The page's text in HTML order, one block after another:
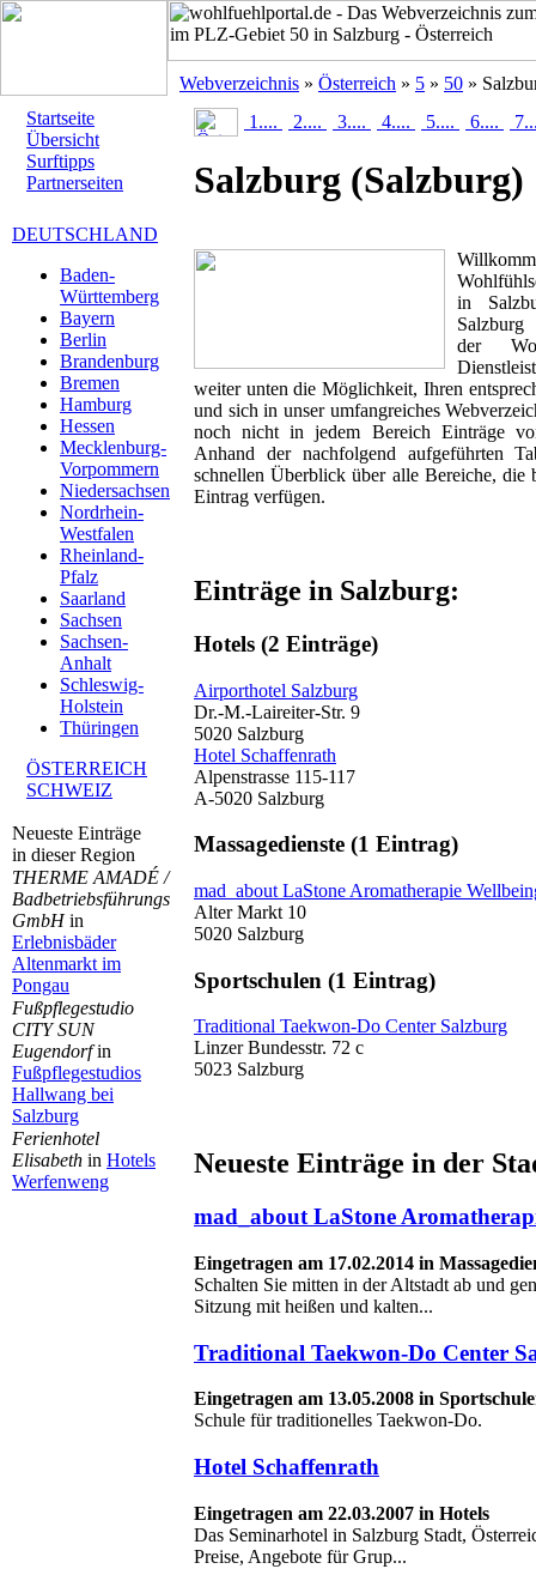
Webverzeichnis » Österreich » 5 » 50 »
Startseite
Übersicht
Surftipps
Partnerseiten
DEUTSCHLAND
Baden-
Württemberg
Bayern
Berlin
Brandenburg
Bremen
Hamburg
Hessen
Mecklenburg-
Vorpommern
Niedersachsen
Nordrhein-
Westfalen
Rheinland-
Pfalz
Saarland
Sachsen
Sachsen-
Anhalt
Schleswig-
Holstein
Thüringen
ÖSTERREICH
SCHWEIZ
Neueste Einträge
in dieser Region
THERME AMADÉ /
Badbetriebsführungs
GmbHin
Erlebnisbäder
Altenmarkt im
Pongau
Fußpflegestudio
CITY SUN
Eugendorfin
Fußpflegestudios
Hallwang bei
Salzburg
Ferienhotel
Elisabeth in Hotels
Werfenweng
1.... 2.... 3.... 4.... 5.... 6....
Salzburg (Salzburg)
in
Salzburg
der
weiter unten die Möglichkeit, Ihren
und sich in unser umfangreiches
noch nicht in jedem Bereich Einträge
Anhand der nachfolgend aufgeführten
schnellen Überblick über alle Bereiche, die
Eintrag verfügen.
Einträge in Salzburg:
Hotels (2 Einträge)
Airporthotel Salzburg
Dr.-M.-Laireiter-Str. 9
5020 Salzburg
Hotel Schaffenrath
Alpenstrasse 115-117
A-5020 Salzburg
Massagedienste (1 Eintrag)
mad_about LaStone Aromatherapie
Alter Markt 10
5020 Salzburg
Sportschulen (1 Eintrag)
Traditional Taekwon-Do Center Salzburg
Linzer Bundesstr. 72 c
5023 Salzburg
Neueste Einträge in der
mad_about LaStone
Eingetragen am 17.02.2014 in
Schalten Sie mitten in der Altstadt ab und
Sitzung mit heißen und kalten...
Traditional Taekwon-Do Center
Eingetragen am 13.05.2008 in
Schule für traditionelles Taekwon-Do.
Hotel Schaffenrath
Eingetragen am 22.03.2007 in Hotels
Das Seminarhotel in Salzburg Stadt,
Preise, Angebote für Grup...